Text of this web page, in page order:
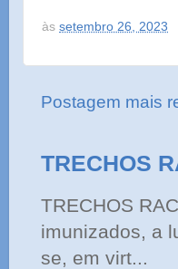
às setembro 26, 2023
Postagem mais
TRECHOS
TRECHOS
imunizados, a
se, em virt...